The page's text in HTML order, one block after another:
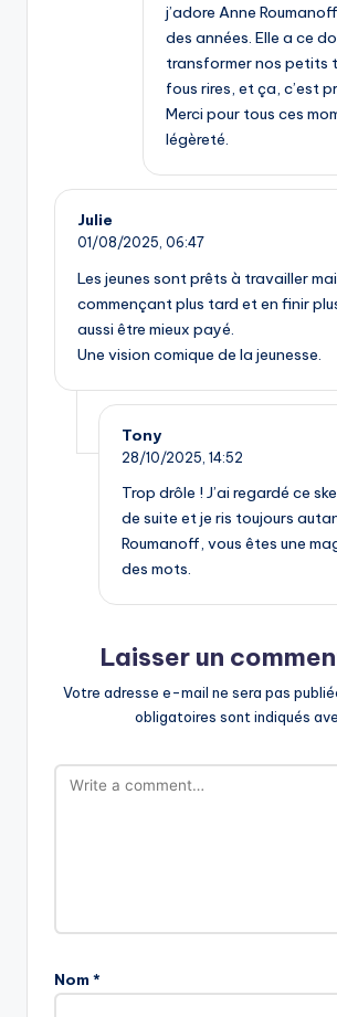
j’adore Anne
des années. Elle a ce
transformer nos petits
fous rires, et ça, c’est
Merci pour tous ces
légèreté.
Julie
01/08/2025, 06:47
Les jeunes sont prêts à travailler
commençant plus tard et en finir
aussi être mieux payé.
Une vision comique de la jeunesse.
Tony
28/10/2025, 14:52
Trop drôle ! J’ai regardé ce
de suite et je ris toujours
Roumanoff, vous êtes une
des mots.
Laisser un
Votre adresse e-mail ne sera pas
obligatoires sont indiqués
Nom *